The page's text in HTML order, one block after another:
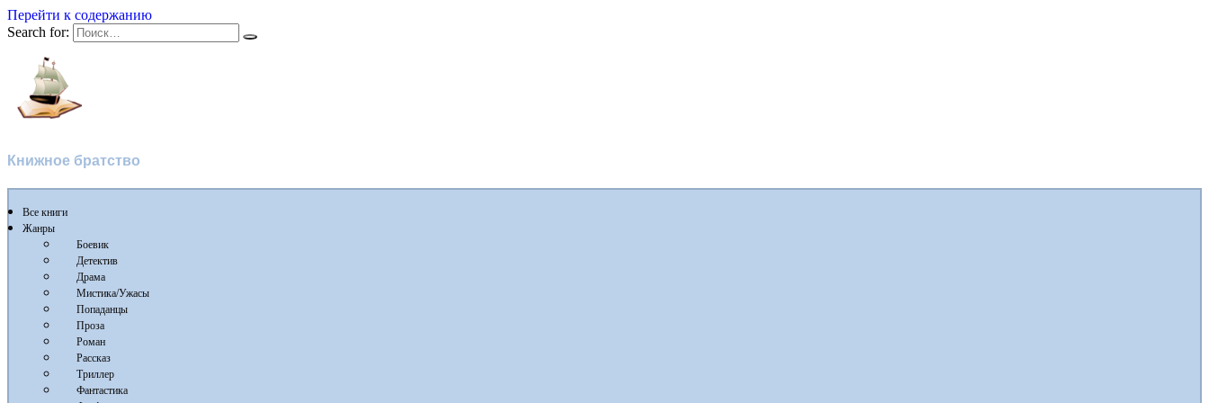
Перейти к содержанию
Search for:
Книжное братство
Все книги
Жанры
Боевик
Детектив
Драма
Мистика/Ужасы
Попаданцы
Проза
Роман
Рассказ
Триллер
Фантастика